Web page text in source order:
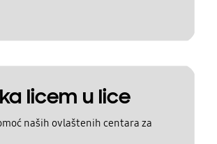
licem u lice
naših ovlaštenih centara za